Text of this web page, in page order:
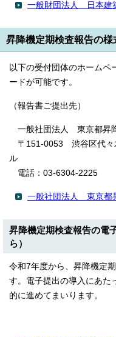
一般財団法人 日本建
昇降機定期検査報告の様
以下の受付団体のホームペ
ードが可能です。
（報告書ご提出先）
一般社団法人 東京都昇
〒151-0053 渋谷区代々
ル
電話：03-6304-2225
一般社団法人 東京都
昇降機定期検査報告の電
ら）
令和7年度から、昇降機定
す。電子提出の導入にあた
的に進めてまいります。